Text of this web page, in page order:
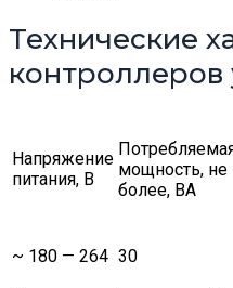
Технические
Напряжение
питания, В
мощность, не
более, ВА
~ 180 — 264 30